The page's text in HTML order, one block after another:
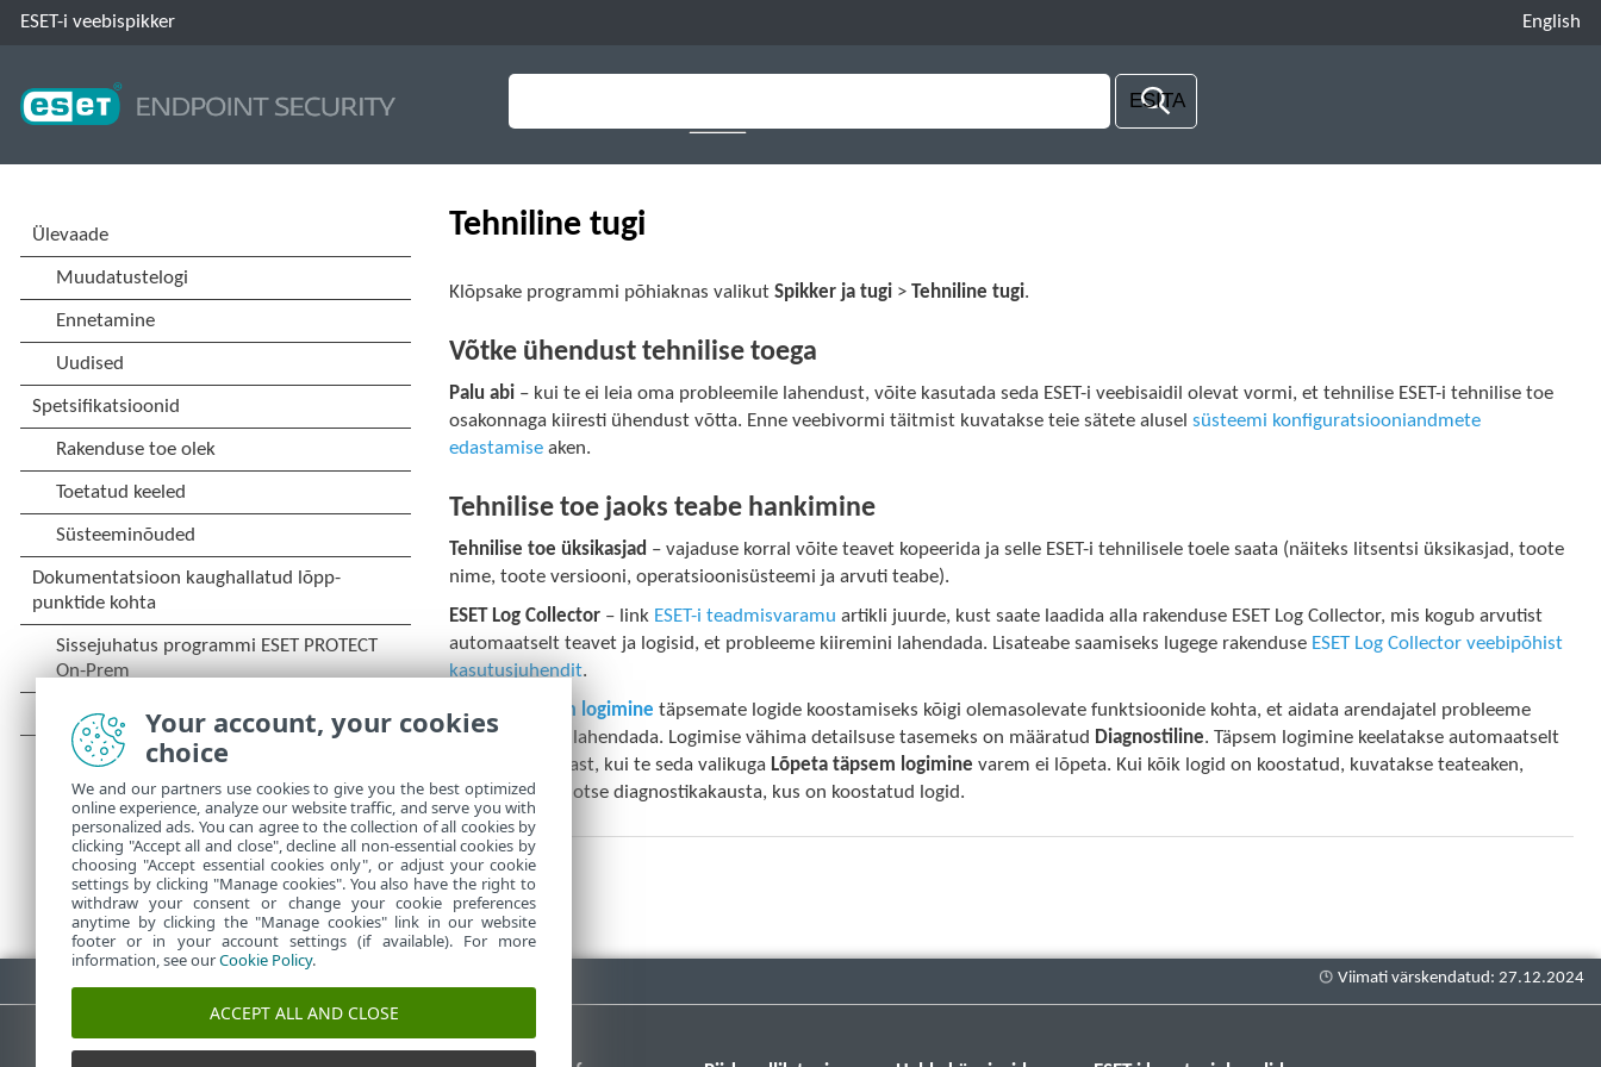
ESET-i veebispikker English
Tehniline tugi
Klõpsake programmi põhiaknas valikutSpikker ja tugi >Tehniline tugi.
Võtke ühendust tehnilise toega
Palu abi – kui te ei leia oma probleemile lahendust, võite kasutada seda ESET-i veebisaidil olevat vormi, et tehnilise ESET-i tehnilise toe
osakonnaga kiiresti ühendust võtta. Enne veebivormi täitmist kuvatakse teie sätete aluselsüsteemi konfiguratsiooniandmete
edastamise aken.
Tehnilise toe jaoks teabe hankimine
Tehnilise toe üksikasjad – vajaduse korral võite teavet kopeerida ja selle ESET-i tehnilisele toele saata (näiteks litsentsi üksikasjad, toote
nime, toote versiooni, operatsioonisüsteemi ja arvuti teabe).
ESET Log Collector – link ESET-i teadmisvaramu artikli juurde, kust saate laadida alla rakenduse ESET Log Collector, mis kogub arvutist
automaatselt teavet ja logisid, et probleeme kiiremini lahendada. Lisateabe saamiseks lugege rakenduse ESET Log Collector veebipõhist
kasutusjuhendit.
Lubage
Täpsem logimine täpsemate logide koostamiseks kõigi olemasolevate funktsioonide kohta, et aidata arendajatel probleeme
diagnoosida ja lahendada. Logimise vähima detailsuse tasemeks on määratud Diagnostiline. Täpsem logimine keelatakse automaatselt
kahe tunni pärast, kui te seda valikuga Lõpeta täpsem logimine varem ei lõpeta. Kui kõik logid on koostatud, kuvatakse teateaken,
millest pääseb otse diagnostikakausta, kus on koostatud logid.
Your account, your cookies
choice
We and our partners use cookies to give you the best optimized
online experience, analyze our website traffic, and serve you with
personalized ads. You can agree to the collection of all cookies by
clicking "Accept all and close", decline all non-essential cookies by
choosing "Accept essential cookies only", or adjust your cookie
settings by clicking "Manage cookies". You also have the right to
withdraw your consent or change your cookie preferences
anytime by clicking the "Manage cookies" link in our website
footer or in your account settings (if available). For more
information, see ourCookie Policy.
ACCEPT ALL AND CLOSE